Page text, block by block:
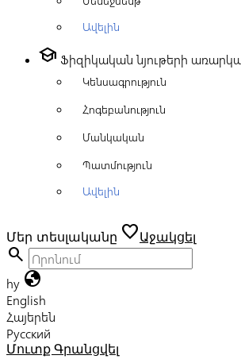
Ավելին
school Ֆիզիկական նյութերի
Կենսագրություն
Հոգեբանություն
Մանկական
Պատմություն
Ավելին
Մեր տեսլականը favoriteԱջակցել
search
hy globe
English
Հայերեն
Русский
Մուտք Գրանցվել